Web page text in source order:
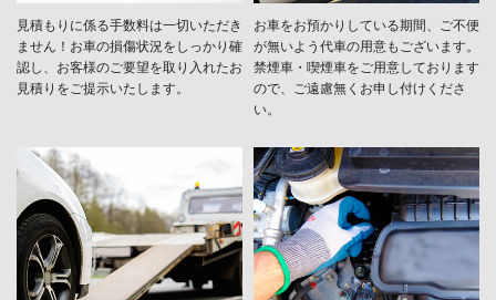
見積もりに係る手数料は一切いただき
ません！お車の損傷状況をしっかり確
認し、お客様のご要望を取り入れたお
見積りをご提示いたします。
お車をお預かりしている期間、ご不便
が無いよう代車の用意もございます。
禁煙車・喫煙車をご用意しております
ので、ご遠慮無くお申し付けくださ
い。